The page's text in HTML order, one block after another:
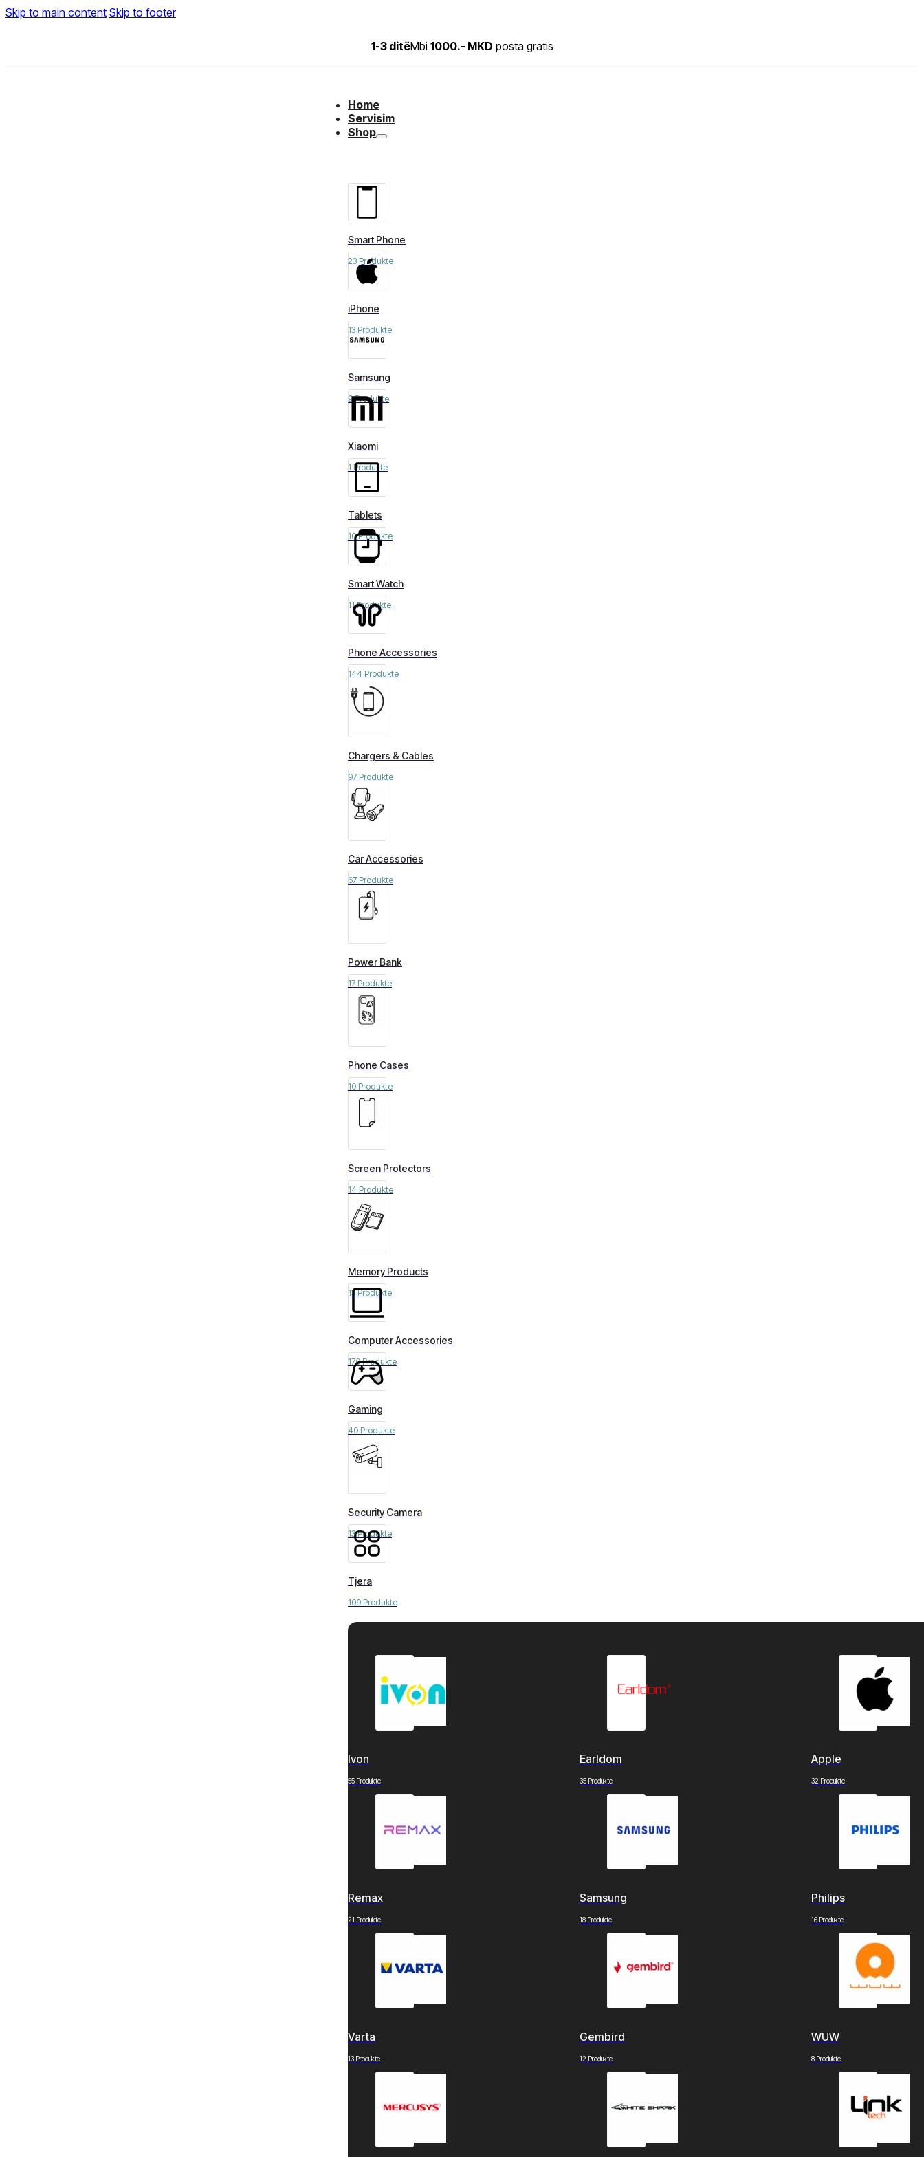
Skip to main content Skip to footer
1-3 ditëMbi 1000.- MKD posta gratis
Home
Servisim
Shop
Smart Phone
23 Produkte
iPhone
13 Produkte
Samsung
9 Produkte
Xiaomi
1 Produkte
Tablets
10 Produkte
Smart Watch
11 Produkte
Phone Accessories
144 Produkte
Chargers & Cables
97 Produkte
Car Accessories
67 Produkte
Power Bank
17 Produkte
Phone Cases
10 Produkte
Screen Protectors
14 Produkte
Memory Products
13 Produkte
Computer Accessories
170 Produkte
Gaming
40 Produkte
Security Camera
13 Produkte
Tjera
109 Produkte
Ivon
55 Produkte
Earldom
35 Produkte
Apple
32 Produkte
Remax
21 Produkte
Samsung
18 Produkte
Philips
16 Produkte
Varta
13 Produkte
Gembird
12 Produkte
WUW
8 Produkte